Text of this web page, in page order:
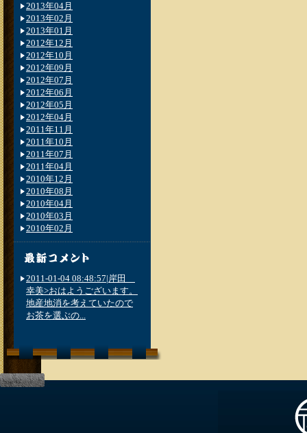
2013年04月
2013年02月
2013年01月
2012年12月
2012年10月
2012年09月
2012年07月
2012年06月
2012年05月
2012年04月
2011年11月
2011年10月
2011年07月
2011年04月
2010年12月
2010年08月
2010年04月
2010年03月
2010年02月
2011-01-04 08:48:57|岸田
幸美>おはようございます。
地産地消を考えていたので
お茶を選ぶの...